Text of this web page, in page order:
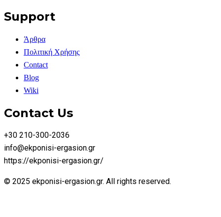
Support
Άρθρα
Πολιτική Χρήσης
Contact
Blog
Wiki
Contact Us
+30 210-300-2036
info@ekponisi-ergasion.gr
https://ekponisi-ergasion.gr/
© 2025 ekponisi-ergasion.gr. All rights reserved.